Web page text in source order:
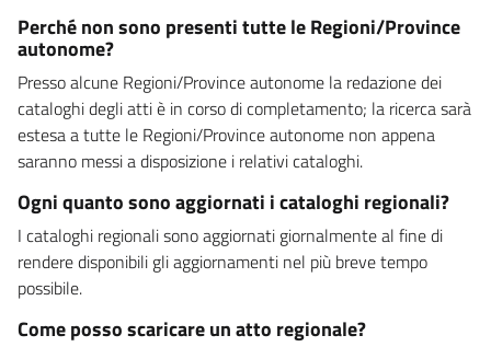
Perché non sono presenti tutte le Regioni/Province
autonome?
Presso alcune Regioni/Province autonome la redazione dei
cataloghi degli atti è in corso di completamento; la ricerca sarà
estesa a tutte le Regioni/Province autonome non appena
saranno messi a disposizione i relativi cataloghi.
Ogni quanto sono aggiornati i cataloghi regionali?
I cataloghi regionali sono aggiornati giornalmente al fine di
rendere disponibili gli aggiornamenti nel più breve tempo
possibile.
Come posso scaricare un atto regionale?